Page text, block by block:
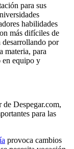
para sus
habilidades
más difíciles de
desarrollando por
materia, para
en equipo y
Despegar.com,
para las
provoca cambios